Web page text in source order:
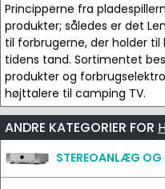
Principperne fra
produkter; således er det
til forbrugerne, der holder
tidens tand. Sortimentet
produkter og
højttalere til camping TV.
ANDRE KATEGORIER FOR
STEREOANLÆG OG